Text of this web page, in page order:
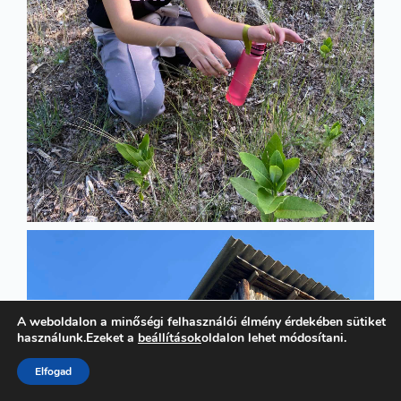
A weboldalon a minőségi felhasználói élmény érdekében sütiket
használunk.Ezeket a beállításokoldalon lehet módosítani.
Elfogad